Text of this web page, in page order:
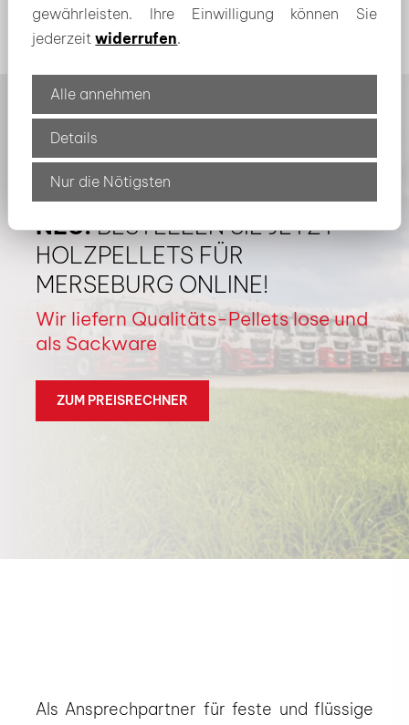
NEU:BESTELLEN SIE JETZT
HOLZPELLETS FÜR
MERSEBURG ONLINE!
Wir liefern Qualitäts-Pellets lose und
als Sackware
ZUM PREISRECHNER
Als Ansprechpartner für feste und flüssige
gewährleisten. Ihre Einwilligung können Sie
jederzeitwiderrufen.
Alle annehmen
Details
Nur die Nötigsten